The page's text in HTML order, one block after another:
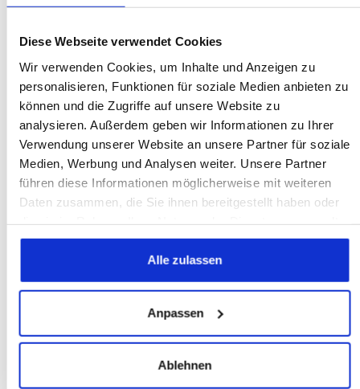
Diese Webseite verwendet Cookies
Wir verwenden Cookies, um Inhalte und Anzeigen zu
personalisieren, Funktionen für soziale Medien anbieten zu
können und die Zugriffe auf unsere Website zu
analysieren. Außerdem geben wir Informationen zu Ihrer
Verwendung unserer Website an unsere Partner für soziale
Medien, Werbung und Analysen weiter. Unsere Partner
führen diese Informationen möglicherweise mit weiteren
Daten zusammen, die Sie ihnen bereitgestellt haben oder
haben.
Alle zulassen
Anpassen
Ablehnen
Antik Gartenmöbel
Aufmöbeln lohnt sich
King im Kinderzimmer
Mischen possible
Los, lass uns kuscheln
Filigran und festlich
Echt oder nur alt? Beim Antikmöbel-Kauf auf
Nummer sicher gehen
Outdoor-Saison: Antik ist auch draußen schick
Möbel
Restaurierung
antike Georg Britsch
Biedermeier antike Möbel
Advent Art déco Antikspezialist
Stühle